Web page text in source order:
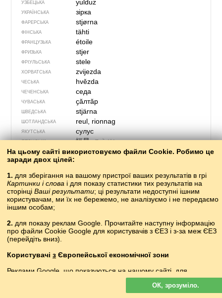
УЗБЕЦЬКА yulduz
УКРАЇНСЬКА зірка
ФАРЕРСЬКА stjørna
ФІНСЬКА tähti
ФРАНЦУЗЬКА étoile
ФРИЗЬКА stjer
ФРІУЛЬСЬКА stele
ХОРВАТСЬКА zvijezda
ЧЕСЬКА hvězda
ЧЕЧЕНСЬКА седа
ЧУВАСЬКА ҫӑлтӑр
ШВЕДСЬКА stjärna
ШОТЛАНДСЬКА reul, rionnag
ЯКУТСЬКА сулус
ЯПОНСЬКА 恒星 こうせい
715 – зшивач
На цьому сайті використовуємо файли Cookie. Робимо це
заради двох цілей:
1. для зберігання на вашому пристрої ваших результатів в грі
Картинки і слова і для показу статистики тих результатів на
сторінці Ваші результати; ці результати недоступні ішним
користувачам, ми їх не бережемо, не аналізуємо і не передаємо
іншим особам;
2. для показу реклам Google. Прочитайте наступну інформацію
про файли Cookie Google для користувачів з ЄЕЗ і з-за меж ЄЕЗ
(перейдіть вниз).
Користувачі з Європейської економічної зони
Реклами Google, що показуються на нашому сайті, для
персоналізуються. У такій рекламі файли
cookie не використовуються для персоналізації оголошень, але
служать для обмеження частоти показів, підготовки зведених
ОК, зрозуміло.